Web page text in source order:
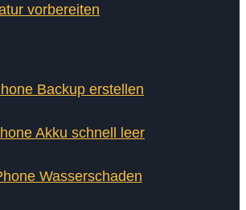
vorbereiten
Backup erstellen
Akku schnell leer
Wasserschaden